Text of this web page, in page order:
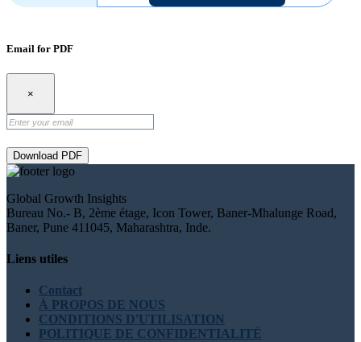
Email for PDF
×
Download PDF
Global Growth Insights
Bureau No.- B, 2ème étage, Icon Tower, Baner-Mhalunge Road,
Baner, Pune 411045, Maharashtra, Inde.
Liens utiles
Contact
À PROPOS DE NOUS
CONDITIONS D'UTILISATION
POLITIQUE DE CONFIDENTIALITÉ